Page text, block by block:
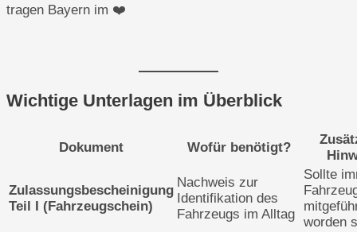
tragen Bayern im ❤️
Wichtige Unterlagen im Überblick
Dokument Wofür benötigt?
Zulassungsbescheinigung
Teil I (Fahrzeugschein)
Nachweis zur
Identifikation des
Fahrzeugs im Alltag
Sollte
worden